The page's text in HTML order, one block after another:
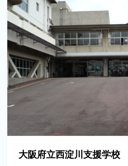
大阪府立西淀川支援学校